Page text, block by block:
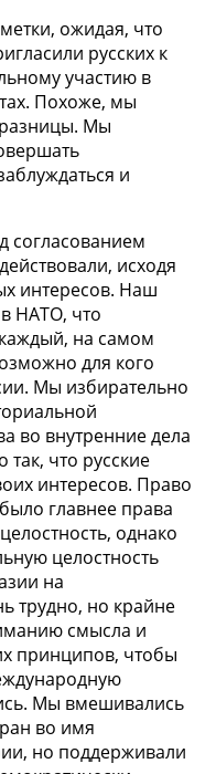
ожидая, что
русских к
участию в
Похоже, мы
Мы
и
согласованием
исходя
интересов. Наш
НАТО, что
на самом
для кого
Мы избирательно
во внутренние дела
что русские
интересов. Право
главнее права
однако
целостность
на
трудно, но крайне
смысла и
принципов, чтобы
Мы вмешивались
во имя
но поддерживали